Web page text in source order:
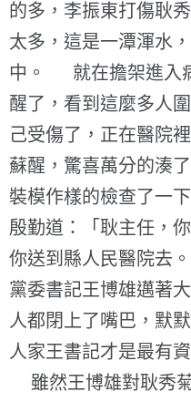
的多，李振東打傷耿
太多，這是一潭渾水
中。 就在擔架進入
醒了，看到這麼多人
己受傷了，正在醫
蘇醒，驚喜萬分的湊
裝模作樣的檢查了一
殷勤道：「耿主任，
你送到縣人民醫院去
黨委書記王博雄邁著
人都閉上了嘴巴，默
人家王書記才是最有
雖然王博雄對耿秀